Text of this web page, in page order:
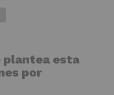
plantea esta
por